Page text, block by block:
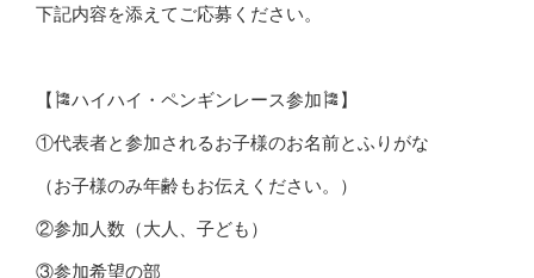
下記内容を添えてご応募ください。
【🎏ハイハイ・ペンギンレース参加🎏】
①代表者と参加されるお子様のお名前とふりがな
（お子様のみ年齢もお伝えください。）
②参加人数（大人、子ども）
③参加希望の部